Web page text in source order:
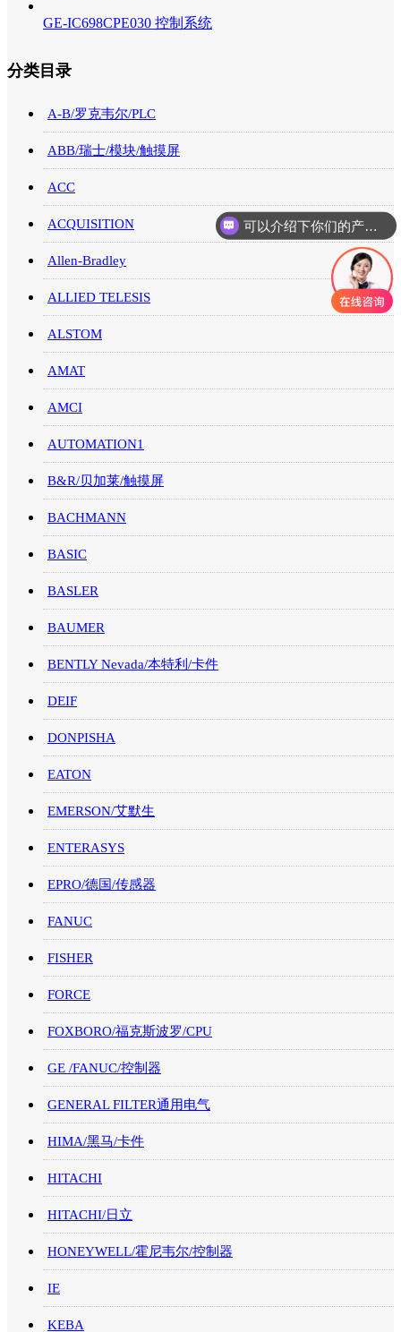
GE-IC698CPE030 控制系统
分类目录
A-B/罗克韦尔/PLC
ABB/瑞士/模块/触摸屏
ACC
ACQUISITION
Allen-Bradley
ALLIED TELESIS
ALSTOM
AMAT
AMCI
AUTOMATION1
B&R/贝加莱/触摸屏
BACHMANN
BASIC
BASLER
BAUMER
BENTLY Nevada/本特利/卡件
DEIF
DONPISHA
EATON
EMERSON/艾默生
ENTERASYS
EPRO/德国/传感器
FANUC
FISHER
FORCE
FOXBORO/福克斯波罗/CPU
GE /FANUC/控制器
GENERAL FILTER通用电气
HIMA/黑马/卡件
HITACHI
HITACHI/日立
HONEYWELL/霍尼韦尔/控制器
IE
KEBA
你们是怎么收费的呢